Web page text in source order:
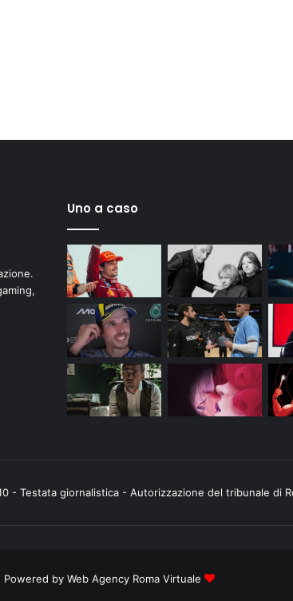
Uno a caso
- Testata giornalistica - Autorizzazione del tribunale di
by Web Agency Roma Virtuale